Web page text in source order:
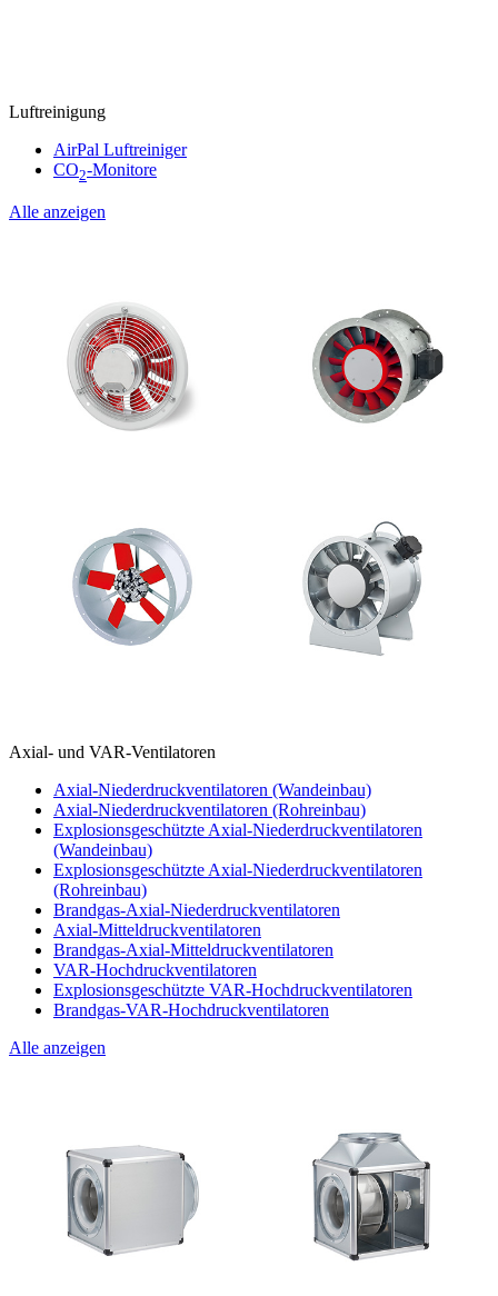
Luftreinigung
AirPal Luftreiniger
CO2-Monitore
Alle anzeigen
Axial- und VAR-Ventilatoren
Axial-Niederdruckventilatoren (Wandeinbau)
Axial-Niederdruckventilatoren (Rohreinbau)
Explosionsgeschützte Axial-Niederdruckventilatoren
(Wandeinbau)
Explosionsgeschützte Axial-Niederdruckventilatoren
(Rohreinbau)
Brandgas-Axial-Niederdruckventilatoren
Axial-Mitteldruckventilatoren
Brandgas-Axial-Mitteldruckventilatoren
VAR-Hochdruckventilatoren
Explosionsgeschützte VAR-Hochdruckventilatoren
Brandgas-VAR-Hochdruckventilatoren
Alle anzeigen